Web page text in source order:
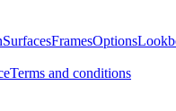
SurfacesFramesOptions
Terms and conditions